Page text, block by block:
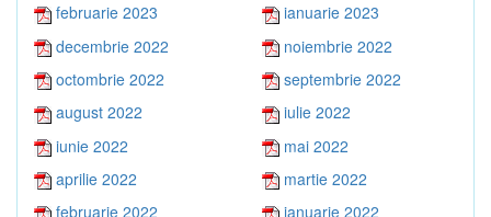
februarie 2023
ianuarie 2023
decembrie 2022
noiembrie 2022
octombrie 2022
septembrie 2022
august 2022
iulie 2022
iunie 2022
mai 2022
aprilie 2022
martie 2022
februarie 2022
ianuarie 2022